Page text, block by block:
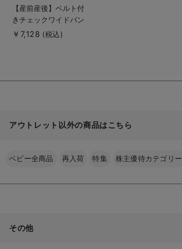
商
品
詳
を
【産前産後】ベルト付
きチェックワイドパン
ツ【出産後も長く使え
￥7,128 (税込)
アウトレット以外の商品はこちら
ベビー全商品 再入荷 特集 株主優待カテゴリー
その他